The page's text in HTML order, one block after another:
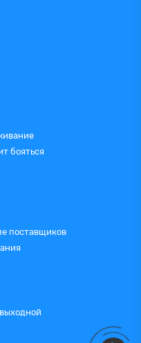
бояться
поставщиков